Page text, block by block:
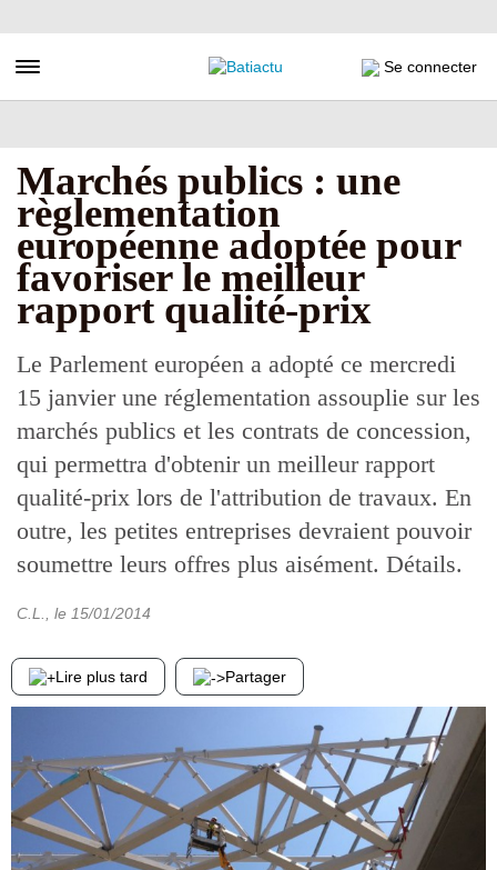
au
principal
Toggle navigation Se connecter
Marchés publics : une
règlementation
européenne adoptée pour
favoriser le meilleur
rapport qualité-prix
Le Parlement européen a adopté ce mercredi
15 janvier une réglementation assouplie sur les
marchés publics et les contrats de concession,
qui permettra d'obtenir un meilleur rapport
qualité-prix lors de l'attribution de travaux. En
outre, les petites entreprises devraient pouvoir
soumettre leurs offres plus aisément. Détails.
C.L. , le 15/01/2014
Lire plus tard Partager